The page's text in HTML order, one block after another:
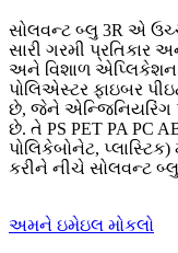
સોલવન્ટ બ્લુ 3R એ
સારી ગરમી પ્રતિકાર
અને વિશાળ એપ્લિકેશન
પોલિએસ્ટર ફાઇબર
છે, જેને એન્જિનિયરિંગ
છે. તે PS PET PA PC
પોલિકેબોનેટ,
કરીને નીચે સોલવન્ટ બ્લુ
અમને ઇમેઇલ મોકલો